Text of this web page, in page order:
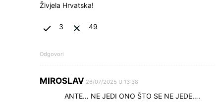
Živjela Hrvatska!
3 49
Odgovori
MIROSLAV 26/07/2025 U 13:38
ANTE… NE JEDI ONO ŠTO SE NE JEDE….